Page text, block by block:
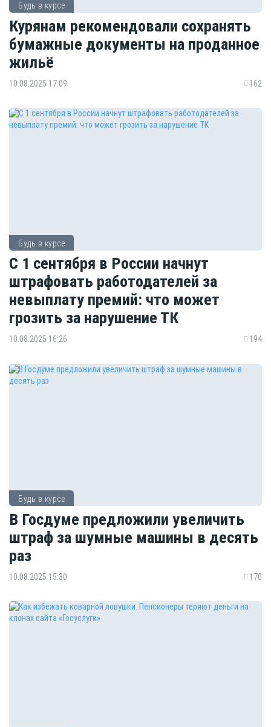
Будь в курсе
Курянам рекомендовали сохранять
бумажные документы на проданное
жильё
10.08.2025 17:09 162
Будь в курсе
С 1 сентября в России начнут
штрафовать работодателей за
невыплату премий: что может
грозить за нарушение ТК
10.08.2025 16:26 194
Будь в курсе
В Госдуме предложили увеличить
штраф за шумные машины в десять
раз
10.08.2025 15:30 170